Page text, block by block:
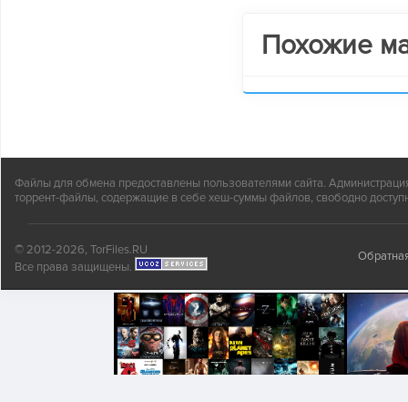
Похожие
Файлы для обмена предоставлены пользователями сайта.
торрент-файлы, содержащие в себе хеш-суммы файлов, свободно
© 2012-2026, TorFiles.RU
Все права защищены.